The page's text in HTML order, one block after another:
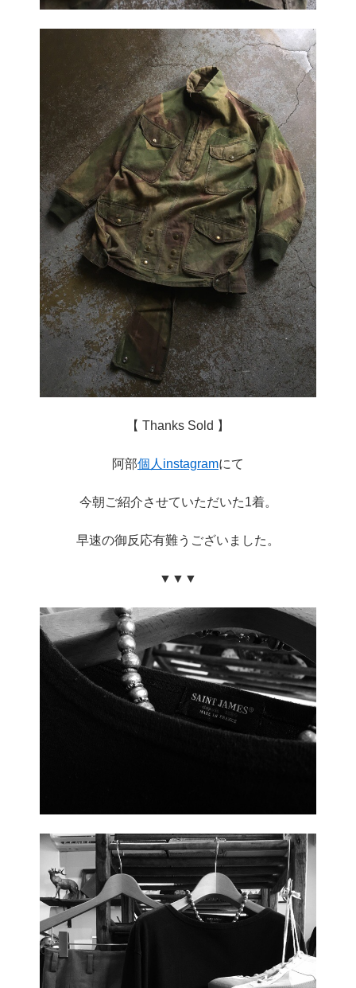
【 Thanks Sold 】
阿部個人instagramにて
今朝ご紹介させていただいた1着。
早速の御反応有難うございました。
▼▼▼